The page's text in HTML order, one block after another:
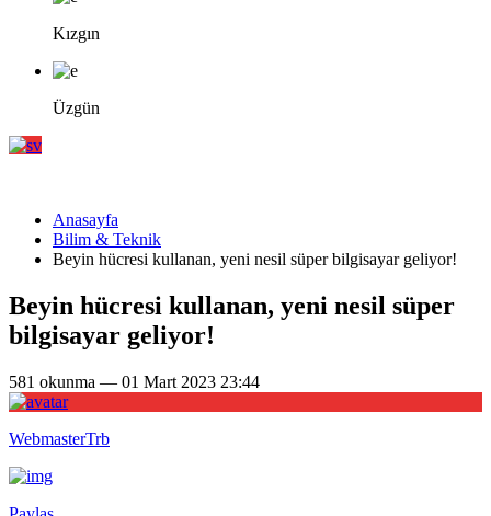
Kızgın
Üzgün
Anasayfa
Bilim & Teknik
Beyin hücresi kullanan, yeni nesil süper bilgisayar geliyor!
Beyin hücresi kullanan, yeni nesil süper
bilgisayar geliyor!
581 okunma — 01 Mart 2023 23:44
WebmasterTrb